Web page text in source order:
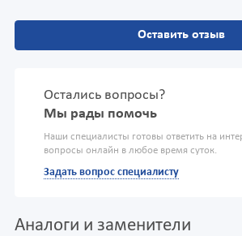
Оставить отзыв
Остались вопросы?
Мы рады помочь
Наши специалисты готовы ответить на
вопросы онлайн в любое время суток.
Задать вопрос специалисту
Аналоги и заменители